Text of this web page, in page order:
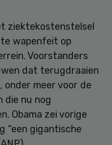
ziektekostenstelsel
wapenfeit op
Voorstanders
dat terugdraaien
meer voor de
die nu nog
Obama zei vorige
“een gigantische